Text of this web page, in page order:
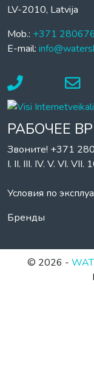
LV-2010, Latvija
Mob.: +371
E-mail:
РАБОЧЕЕ
Звоните! +371
I. II. III. IV. V. VI.
Условия по
Бренды
© 2026 -